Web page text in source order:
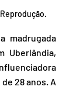
madrugada
Uberlândia,
28 anos. A